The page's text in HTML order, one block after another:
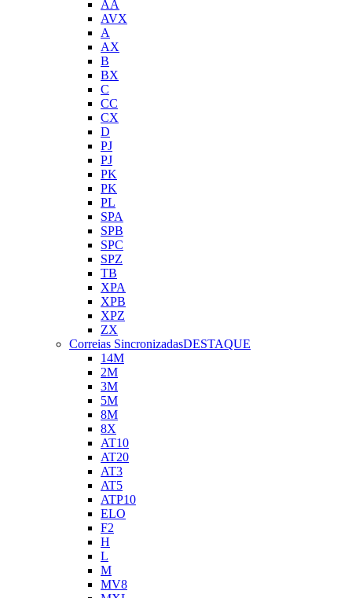
AA
AVX
A
AX
B
BX
C
CC
CX
D
PJ
PJ
PK
PK
PL
SPA
SPB
SPC
SPZ
TB
XPA
XPB
XPZ
ZX
Correias SincronizadasDESTAQUE
14M
2M
3M
5M
8M
8X
AT10
AT20
AT3
AT5
ATP10
ELO
F2
H
L
M
MV8